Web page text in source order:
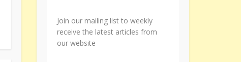
Join our mailing list to weekly
receive the latest articles from
our website